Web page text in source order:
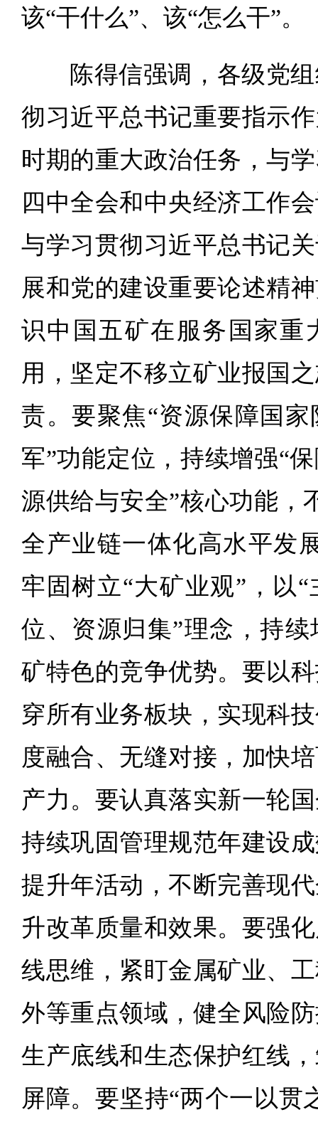
该“干什么”、该“怎么干”。
陈得信强调，各级党
彻习近平总书记重要指示
时期的重大政治任务，与
四中全会和中央经济工作
与学习贯彻习近平总书记
展和党的建设重要论述精
识中国五矿在服务国家重
用，坚定不移立矿业报国
责。要聚焦“资源保障国
军”功能定位，持续增强“
源供给与安全”核心功能，
全产业链一体化高水平发
牢固树立“大矿业观”，以
位、资源归集”理念，持
矿特色的竞争优势。要以
穿所有业务板块，实现科
度融合、无缝对接，加快
产力。要认真落实新一轮
持续巩固管理规范年建设
提升年活动，不断完善现
升改革质量和效果。要强
线思维，紧盯金属矿业、
外等重点领域，健全风险
生产底线和生态保护红线
屏障。要坚持“两个一以贯